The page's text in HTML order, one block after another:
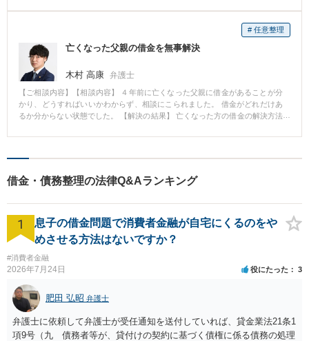
もギャンブルや投資をしているなど反省の姿勢が見られない場合には免責が
認められないこともあります。 ギャンブルや浪費で借金を作ってしまった方
も諦めずに、まずは弁護士にご相談ください。
続を行うことを勧めました。 ギャンブルでの借金は免責不許可となりうる事
情です。しかし,相談者からギャンブルをやめてきちんとした生活を送りたい
という強い意思が感じられたので,経済的な立ち直りに協力したいと考え,依頼
をうけることとしました。 しかし,破産手続の申立ての準備をしている際に数
百万円をギャンブルにつぎ込んでいることが判明し,破産手続を利用しても免
責をうけることができないかもしれないことを説明しました。 その後から,相
談者はすっぱりとギャンブルをやめ,これまでギャンブルにつぎ込んでいた給
料部分を貯蓄し始めました。 本人の反省もさることながら,家計の支出を最大
限に抑え,貯蓄をしていることやなぜギャンブルにはまってしまったのかを相
談者なりに原因を考えてその原因に対する対策を考え,実行していました。 そ
ています。 しかし,裁判官の裁量で免責許可決定を行う道は残されています。
なぜ返せない借金を作るまでになってしまったのか,どうすれば今後返せなく
た借金だからといって破産手続を諦めないでください。 一度,ご相談にこられ
てください。
# 任意整理
亡くなった父親の借金を無事解決
木村 高康 弁護士
【ご相談内容】【相談内容】 ４年前に亡くなった父親に借金があることが分
かり、どうすればいいかわからず、相談にこられました。 借金がどれだけあ
るか分からない状態でした。 【解決の結果】 亡くなった方の借金の解決方法
は、原則として、相続を知ったときから3ヶ月以内に行う必要がありました
った場合に、その都度、私達専門家が対応しないといけません。 これでは、
相談者の負担が大きくなってしまいます。 そこで、私は、簡単ではないです
があることを説明し、裁判所に受理をしてもらいました。 相続の放棄が受理
された結果、督促状を送っていた債権者は、回収をあきらめました。 そし
て、相続の放棄の受理証明書を相談者に交付し、今後、他の債権者から連絡
がきても、これを渡すようアドバイスをしました。 これにより、相談者は、
無事、借金を解決することができました。
借金・債務整理の法律Q&Aランキング
1
息子の借金問題で消費者金融が自宅にくるのをや
めさせる方法はないですか？
#消費者金融
2026年7月24日 役にたった 3
肥田 弘昭 弁護士
弁護士に依頼して弁護士が受任通知を送付していれば、貸金業法21条1
項9号（九 債務者等が、貸付けの契約に基づく債権に係る債務の処理